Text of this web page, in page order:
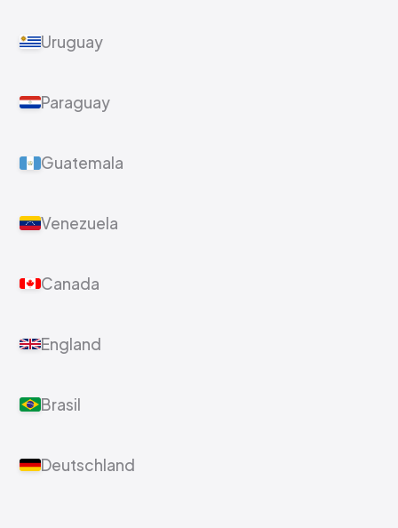
Uruguay
Paraguay
Guatemala
Venezuela
Canada
England
Brasil
Deutschland